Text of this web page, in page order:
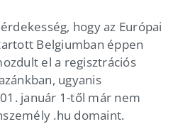
hogy az Európai
Belgiumban éppen
el a regisztrációs
ugyanis
január 1-től már nem
.hu domaint.